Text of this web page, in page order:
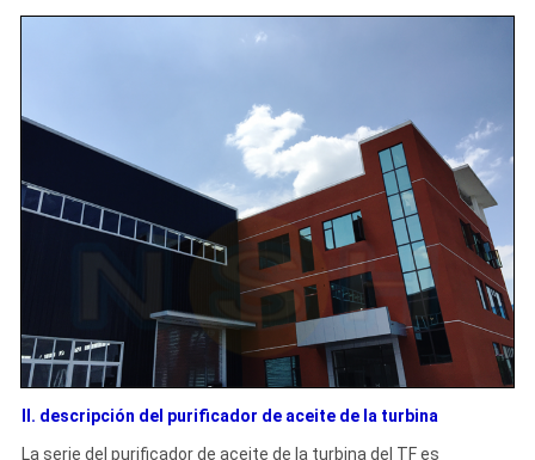
II. descripción del purificador de aceite de la turbina
La serie del purificador de aceite de la turbina del TF es